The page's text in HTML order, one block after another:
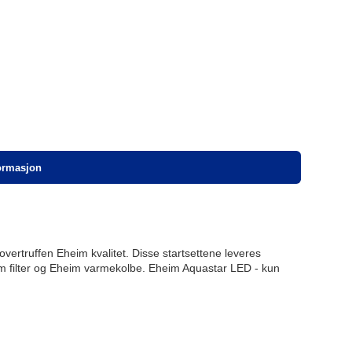
Eheim kvalitet. Disse startsettene leveres
filter og Eheim varmekolbe. Eheim Aquastar LED - kun